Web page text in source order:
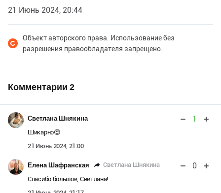
21 Июнь 2024, 20:44
Объект авторского права. Использование без
разрешения правообладателя запрещено.
Комментарии 2
Светлана Шнякина 1
Шикарно😍
21 Июнь 2024, 21:00
Елена Шафранская Светлана Шнякина 0
Спасибо большое, Светлана!